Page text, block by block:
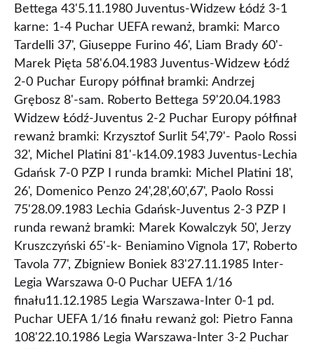
Bettega 43'5.11.1980 Juventus-Widzew Łódź 3-1
karne: 1-4 Puchar UEFA rewanż, bramki: Marco
Tardelli 37', Giuseppe Furino 46', Liam Brady 60'-
Marek Pięta 58'6.04.1983 Juventus-Widzew Łódź
2-0 Puchar Europy półfinał bramki: Andrzej
Grębosz 8'-sam. Roberto Bettega 59'20.04.1983
Widzew Łódź-Juventus 2-2 Puchar Europy półfinał
rewanż bramki: Krzysztof Surlit 54',79'- Paolo Rossi
32', Michel Platini 81'-k14.09.1983 Juventus-Lechia
Gdańsk 7-0 PZP I runda bramki: Michel Platini 18',
26', Domenico Penzo 24',28',60',67', Paolo Rossi
75'28.09.1983 Lechia Gdańsk-Juventus 2-3 PZP I
runda rewanż bramki: Marek Kowalczyk 50', Jerzy
Kruszczyński 65'-k- Beniamino Vignola 17', Roberto
Tavola 77', Zbigniew Boniek 83'27.11.1985 Inter-
Legia Warszawa 0-0 Puchar UEFA 1/16
finału11.12.1985 Legia Warszawa-Inter 0-1 pd.
Puchar UEFA 1/16 finału rewanż gol: Pietro Fanna
108'22.10.1986 Legia Warszawa-Inter 3-2 Puchar